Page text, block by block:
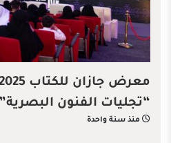
“تجليات الفنون البصرية”
منذ سنة واحدة